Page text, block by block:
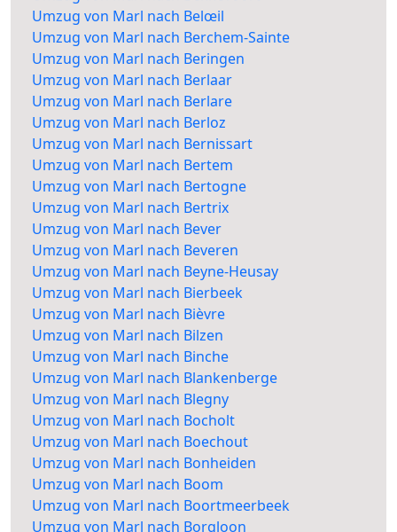
Umzug von Marl nach Belœil
Umzug von Marl nach Berchem-Sainte
Umzug von Marl nach Beringen
Umzug von Marl nach Berlaar
Umzug von Marl nach Berlare
Umzug von Marl nach Berloz
Umzug von Marl nach Bernissart
Umzug von Marl nach Bertem
Umzug von Marl nach Bertogne
Umzug von Marl nach Bertrix
Umzug von Marl nach Bever
Umzug von Marl nach Beveren
Umzug von Marl nach Beyne-Heusay
Umzug von Marl nach Bierbeek
Umzug von Marl nach Bièvre
Umzug von Marl nach Bilzen
Umzug von Marl nach Binche
Umzug von Marl nach Blankenberge
Umzug von Marl nach Blegny
Umzug von Marl nach Bocholt
Umzug von Marl nach Boechout
Umzug von Marl nach Bonheiden
Umzug von Marl nach Boom
Umzug von Marl nach Boortmeerbeek
Umzug von Marl nach Borgloon